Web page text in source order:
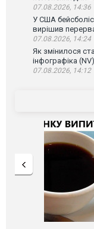
07.08.2026, 14:36
У США
вирішив
07.08.2026, 14:24
Як змінилося
інфографіка (NV)
07.08.2026, 14:12